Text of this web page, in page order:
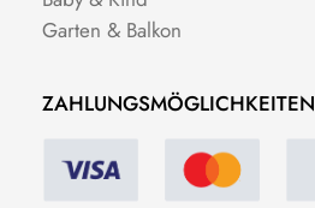
Garten & Balkon
ZAHLUNGSMÖGLICHKEITEN